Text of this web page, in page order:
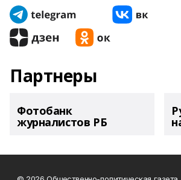
Партнеры
Фотобанк
журналистов РБ